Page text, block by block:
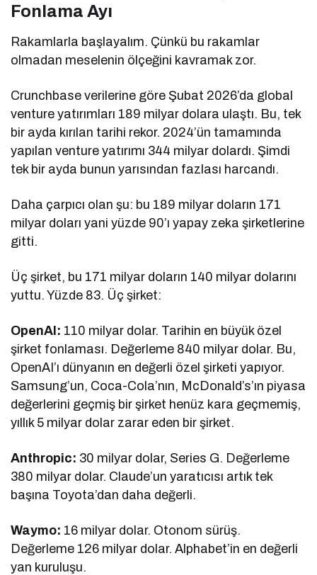
Fonlama Ayı
Rakamlarla başlayalım. Çünkü bu rakamlar
olmadan meselenin ölçeğini kavramak zor.
Crunchbase verilerine göre Şubat 2026’da global
venture yatırımları 189 milyar dolara ulaştı. Bu, tek
bir ayda kırılan tarihi rekor. 2024’ün tamamında
yapılan venture yatırımı 344 milyar dolardı. Şimdi
tek bir ayda bunun yarısından fazlası harcandı.
Daha çarpıcı olan şu: bu 189 milyar doların 171
milyar doları yani yüzde 90’ı yapay zeka şirketlerine
gitti.
Üç şirket, bu 171 milyar doların 140 milyar dolarını
yuttu. Yüzde 83. Üç şirket:
OpenAI: 110 milyar dolar. Tarihin en büyük özel
şirket fonlaması. Değerleme 840 milyar dolar. Bu,
OpenAI’ı dünyanın en değerli özel şirketi yapıyor.
Samsung’un, Coca-Cola’nın, McDonald’s’ın piyasa
değerlerini geçmiş bir şirket henüz kara geçmemiş,
yıllık 5 milyar dolar zarar eden bir şirket.
Anthropic: 30 milyar dolar, Series G. Değerleme
380 milyar dolar. Claude’un yaratıcısı artık tek
başına Toyota’dan daha değerli.
Waymo: 16 milyar dolar. Otonom sürüş.
Değerleme 126 milyar dolar. Alphabet’in en değerli
yan kuruluşu.